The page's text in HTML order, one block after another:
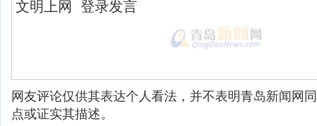
网友评论仅供其表达个人看法，并不表明青岛新闻网
点或证实其描述。